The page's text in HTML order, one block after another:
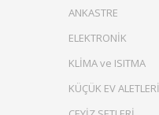
ANKASTRE
ELEKTRONİK
KLİMA ve ISITMA
KÜÇÜK EV ALETLERİ